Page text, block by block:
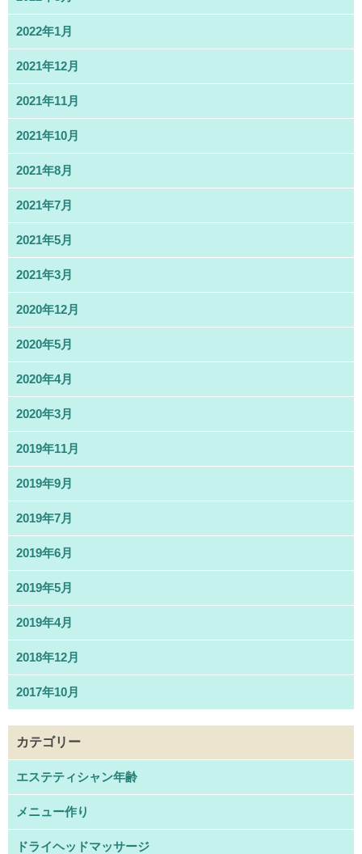
2022年1月
2021年12月
2021年11月
2021年10月
2021年8月
2021年7月
2021年5月
2021年3月
2020年12月
2020年5月
2020年4月
2020年3月
2019年11月
2019年9月
2019年7月
2019年6月
2019年5月
2019年4月
2018年12月
2017年10月
カテゴリー
エステティシャン年齢
メニュー作り
ドライヘッドマッサージ